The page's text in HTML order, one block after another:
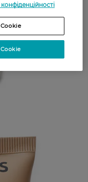
конфіденційності